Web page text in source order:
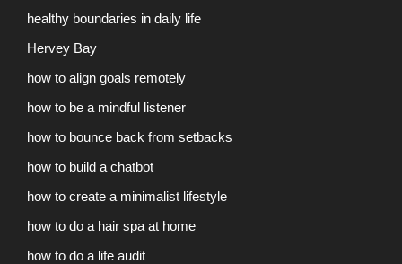
healthy boundaries in daily life
Hervey Bay
how to align goals remotely
how to be a mindful listener
how to bounce back from setbacks
how to build a chatbot
how to create a minimalist lifestyle
how to do a hair spa at home
how to do a life audit